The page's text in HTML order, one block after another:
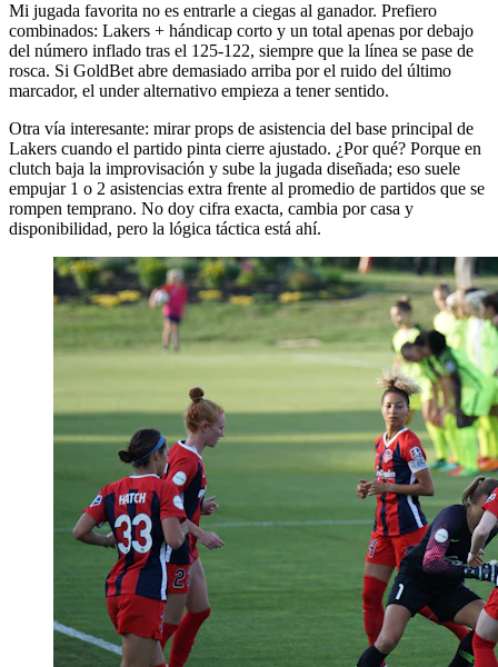
Mi jugada favorita no es entrarle a ciegas al ganador. Prefiero
combinados: Lakers + hándicap corto y un total apenas por debajo
del número inflado tras el 125-122, siempre que la línea se pase de
rosca. Si GoldBet abre demasiado arriba por el ruido del último
marcador, el under alternativo empieza a tener sentido.
Otra vía interesante: mirar props de asistencia del base principal de
Lakers cuando el partido pinta cierre ajustado. ¿Por qué? Porque en
clutch baja la improvisación y sube la jugada diseñada; eso suele
empujar 1 o 2 asistencias extra frente al promedio de partidos que se
rompen temprano. No doy cifra exacta, cambia por casa y
disponibilidad, pero la lógica táctica está ahí.